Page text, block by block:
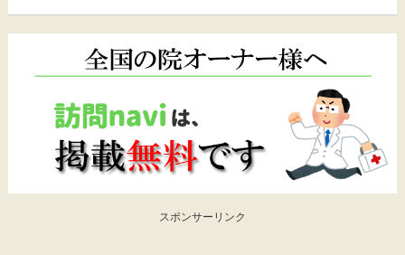
スポンサーリンク